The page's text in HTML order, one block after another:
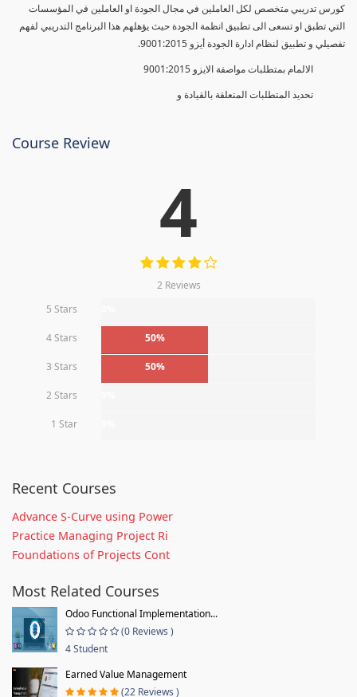
كورس تدريبي متخصص لكل العاملين في مجال الجودة او العاملين في المؤسسات
التي تطبق او تسعى الى تطبيق انظمة الجودة حيث يؤهلهم هذا البرنامج التدريبي لفهم
تفصيلي و تطبيق لنظام ادارة الجودة أيزو 9001:2015.
الالمام بمتطلبات مواصفة الايزو 9001:2015
تحديد المتطلبات المتعلقة بالقيادة و
Course Review
4
2 Reviews
5 Stars
4 Stars 50%
3 Stars 50%
2 Stars
1 Star
Recent Courses
Advance S-Curve using Power
Practice Managing Project Ri
Foundations of Projects Cont
Most Related Courses
Odoo Functional Implementation...
(0 Reviews )
4 Student
Earned Value Management
(22 Reviews )